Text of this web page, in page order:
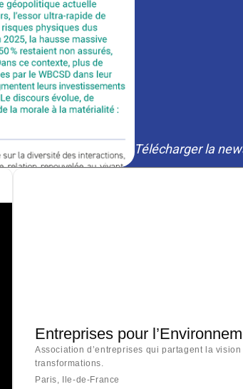
Télécharger la
Entreprises pour
Association d’entreprises qui partagent la
transformations.
Paris, Ile-de-France